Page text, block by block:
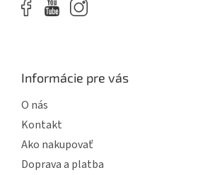
Informácie pre vás
O nás
Kontakt
Ako nakupovať
Doprava a platba